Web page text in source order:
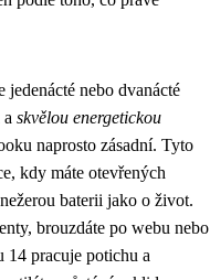
jedenácté nebo dvanácté
skvělou energetickou
naprosto zásadní. Tyto
kdy máte otevřených
baterii jako o život.
brouzdáte po webu nebo
pracuje potichu a